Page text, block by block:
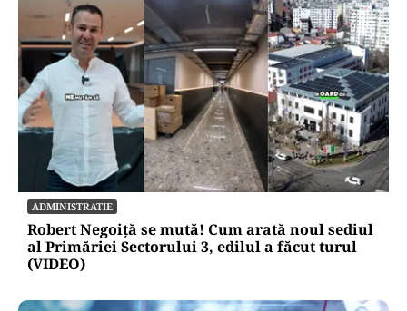
ADMINISTRATIE
Robert Negoiță se mută! Cum arată noul sediul
al Primăriei Sectorului 3, edilul a făcut turul
(VIDEO)